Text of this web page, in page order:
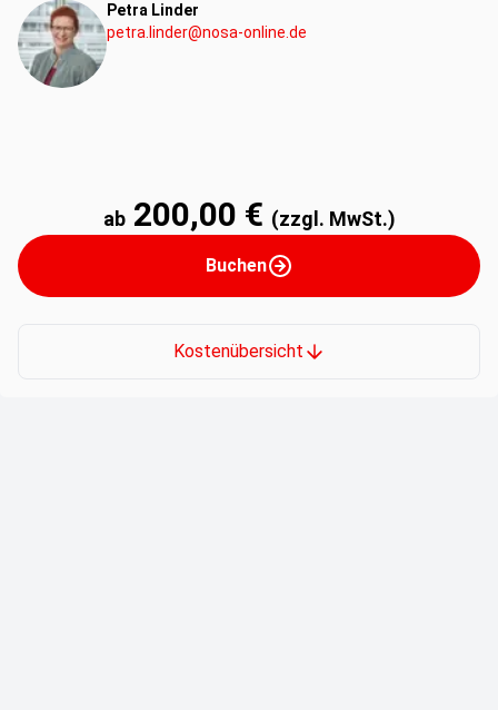
Petra Linder
petra.linder@nosa-online.de
ab 200,00 € (zzgl. MwSt.)
Buchen
Kostenübersicht